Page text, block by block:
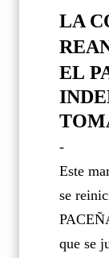
LA
EL
-
Este
se
que se